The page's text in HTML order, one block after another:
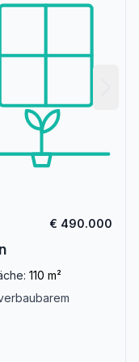
€ 490.000
110 m²